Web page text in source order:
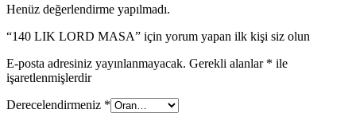
Henüz değerlendirme yapılmadı.
“140 LIK LORD MASA” için yorum yapan ilk kişi siz olun
E-posta adresiniz yayınlanmayacak. Gerekli alanlar * ile
işaretlenmişlerdir
Derecelendirmeniz *